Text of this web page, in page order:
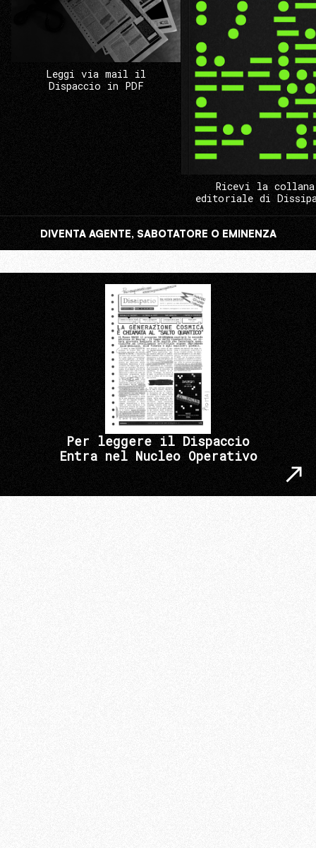
Leggi via mail il
Dispaccio in PDF
Ricevi la collana
editoriale di
DIVENTA AGENTE, SABOTATORE O EMINENZA
Per leggere il Dispaccio
Entra nel Nucleo Operativo